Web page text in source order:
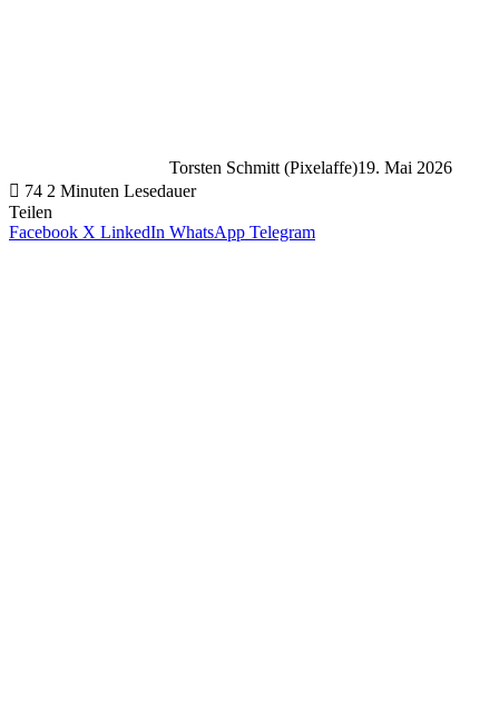
Torsten Schmitt (Pixelaffe)19. Mai 2026
74 2 Minuten Lesedauer
Teilen
Facebook X LinkedIn WhatsApp Telegram